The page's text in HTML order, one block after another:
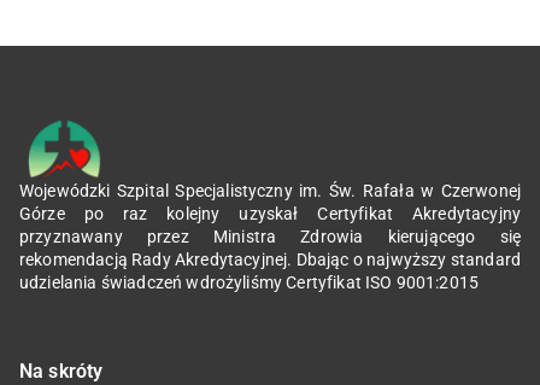
Wojewódzki Szpital Specjalistyczny im. Św. Rafała w Czerwonej
Górze po raz kolejny uzyskał Certyfikat Akredytacyjny
przyznawany przez Ministra Zdrowia kierującego się
rekomendacją Rady Akredytacyjnej. Dbając o najwyższy standard
udzielania świadczeń wdrożyliśmy Certyfikat ISO 9001:2015
Na skróty